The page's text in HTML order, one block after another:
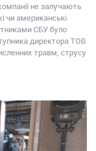
не залучають
чи американські
СБУ було
директора ТОВ
травм, струсу